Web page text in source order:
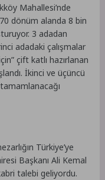
Mahallesi’nde
70 dönüm alanda 8 bin
3 adadan
adadaki çalışmalar
çift katlı hazırlanan
İkinci ve üçüncü
Türkiye’ye
Başkanı Ali Kemal
talebi geliyordu.